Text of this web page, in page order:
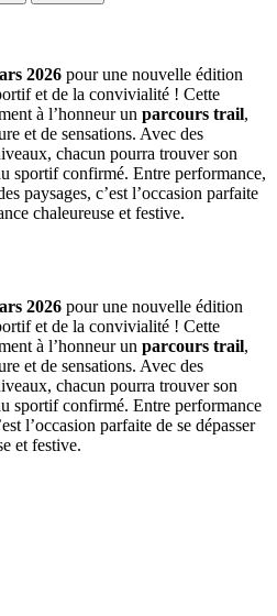
2026 pour une nouvelle édition
et de la convivialité ! Cette
à l’honneur un parcours trail,
et de sensations. Avec des
chacun pourra trouver son
sportif confirmé. Entre performance,
paysages, c’est l’occasion parfaite
chaleureuse et festive.
2026 pour une nouvelle édition
et de la convivialité ! Cette
à l’honneur un parcours trail,
et de sensations. Avec des
chacun pourra trouver son
sportif confirmé. Entre performance
l’occasion parfaite de se dépasser
et festive.